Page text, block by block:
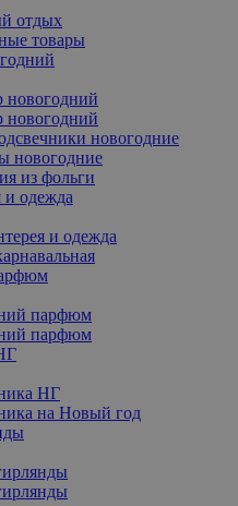
отдых
товары
новогодний
новогодний
новогодние
новогодние
из фольги
и одежда
и одежда
парфюм
парфюм
НГ
на Новый год